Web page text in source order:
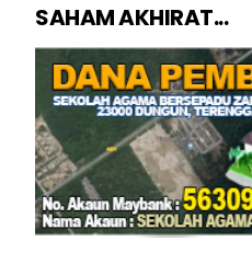
SAHAM AKHIRAT...